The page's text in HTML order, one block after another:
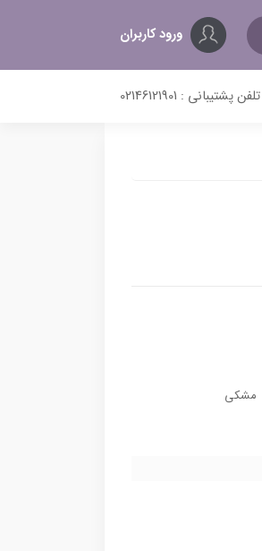
ورود کاربران
تلفن پشتیبانی : 02146121901
مشکی